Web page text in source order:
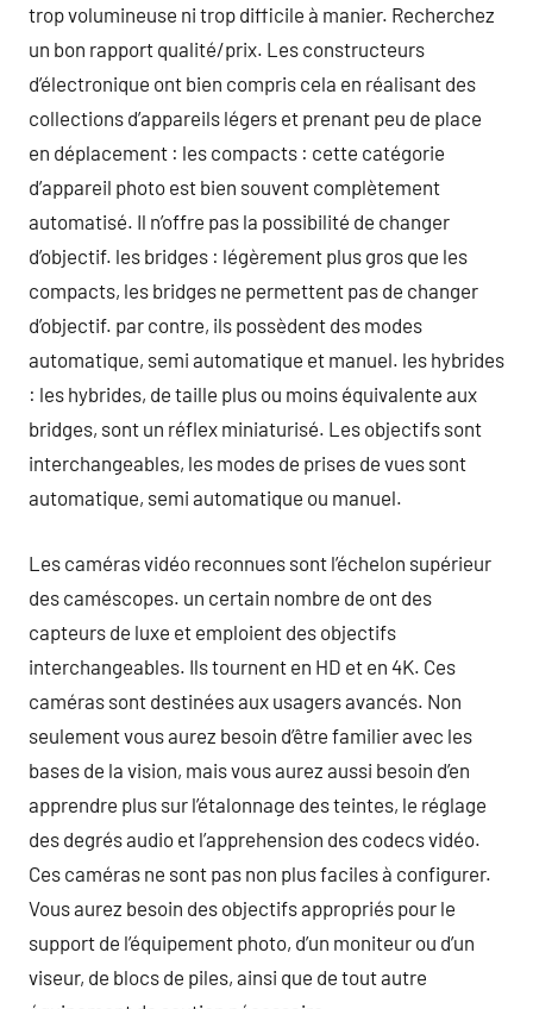
trop volumineuse ni trop difficile à manier. Recherchez
un bon rapport qualité/prix. Les constructeurs
d’électronique ont bien compris cela en réalisant des
collections d’appareils légers et prenant peu de place
en déplacement : les compacts : cette catégorie
d’appareil photo est bien souvent complètement
automatisé. Il n’offre pas la possibilité de changer
d’objectif. les bridges : légèrement plus gros que les
compacts, les bridges ne permettent pas de changer
d’objectif. par contre, ils possèdent des modes
automatique, semi automatique et manuel. les hybrides
: les hybrides, de taille plus ou moins équivalente aux
bridges, sont un réflex miniaturisé. Les objectifs sont
interchangeables, les modes de prises de vues sont
automatique, semi automatique ou manuel.
Les caméras vidéo reconnues sont l’échelon supérieur
des caméscopes. un certain nombre de ont des
capteurs de luxe et emploient des objectifs
interchangeables. Ils tournent en HD et en 4K. Ces
caméras sont destinées aux usagers avancés. Non
seulement vous aurez besoin d’être familier avec les
bases de la vision, mais vous aurez aussi besoin d’en
apprendre plus sur l’étalonnage des teintes, le réglage
des degrés audio et l’apprehension des codecs vidéo.
Ces caméras ne sont pas non plus faciles à configurer.
Vous aurez besoin des objectifs appropriés pour le
support de l’équipement photo, d’un moniteur ou d’un
viseur, de blocs de piles, ainsi que de tout autre